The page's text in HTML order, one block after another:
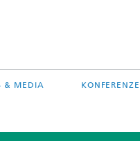
& MEDIA